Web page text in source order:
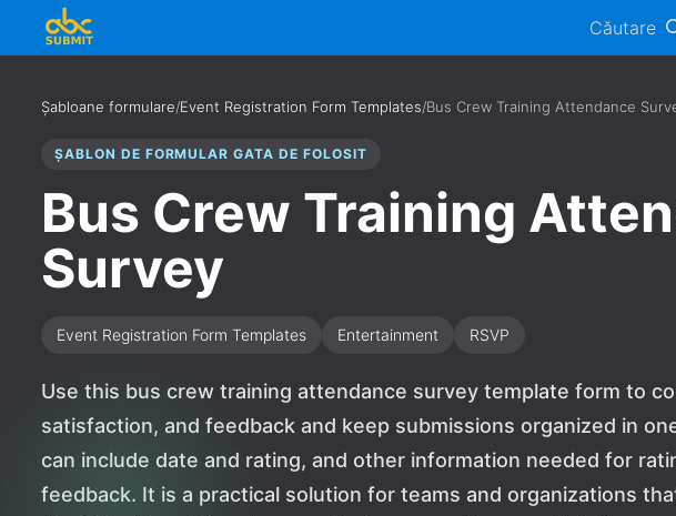
Căutare
Șabloane formulare/Event Registration Form Templates/Bus Crew Training Attendance
ȘABLON DE FORMULAR GATA DE FOLOSIT
Bus Crew Training
Survey
Event Registration Form Templates Entertainment RSVP
Use this bus crew training attendance survey template form to
satisfaction, and feedback and keep submissions organized in
can include date and rating, and other information needed for
feedback. It is a practical solution for teams and organizations